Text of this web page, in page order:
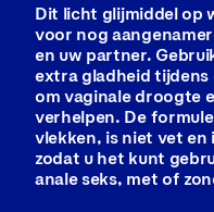
Dit licht glijmiddel op
voor nog
en uw partner.
extra gladheid tijdens
om vaginale droogte
verhelpen. De
vlekken, is niet vet en
zodat u het kunt
anale seks, met of